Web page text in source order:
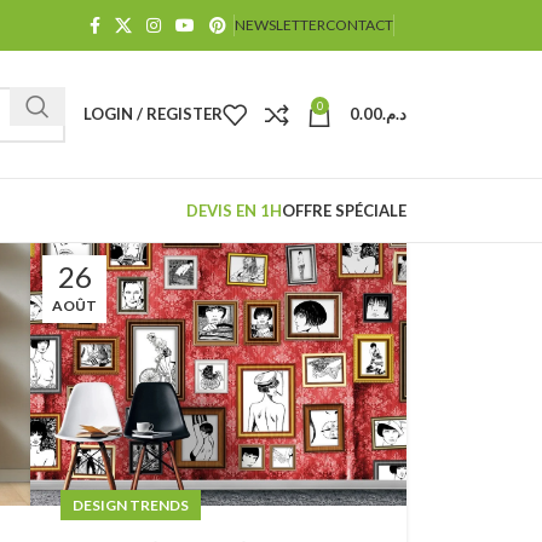
NEWSLETTERCONTACT
LOGIN / REGISTER 0 د.م.0.00
DEVIS EN 1HOFFRE SPÉCIALE
26
AOÛT
DESIGN TRENDS